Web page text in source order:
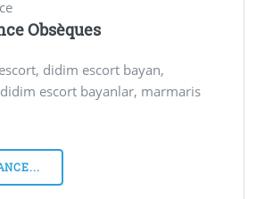
Obsèques
didim escort bayan,
escort bayanlar, marmaris